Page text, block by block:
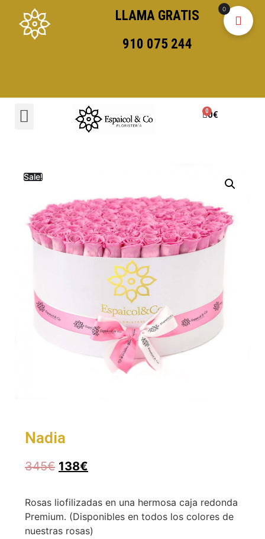
LLAMA GRATIS
910 075 244
0€
Sale!
Nadia
345€ 138€
Rosas liofilizadas en una hermosa caja redonda
Premium. (Disponibles en todos los colores de
nuestras rosas)
0